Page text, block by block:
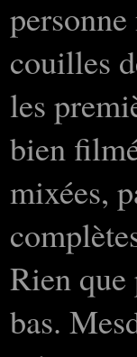
couilles
les
bien
mixées,
Rien que
bas.